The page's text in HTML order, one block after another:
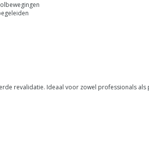
revalidatie. Ideaal voor zowel professionals als